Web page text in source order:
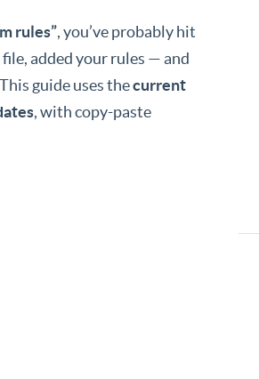
rules”, you’ve probably hit
added your rules — and
guide uses thecurrent
, with copy-paste